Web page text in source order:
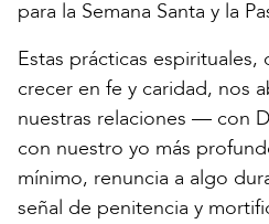
para la Semana Santa y la
Estas prácticas espirituales,
crecer en fe y caridad, nos
nuestras relaciones — con
con nuestro yo más
mínimo, renuncia a algo
señal de penitencia y